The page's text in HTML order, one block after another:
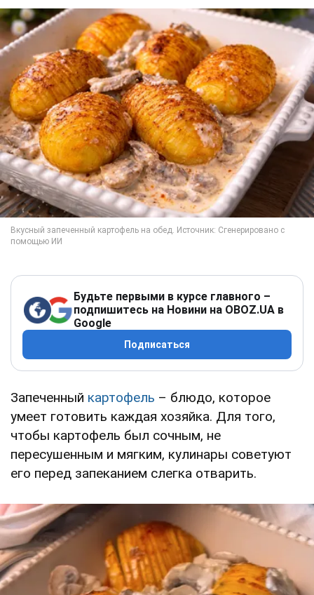
Будьте первыми в курсе главного –
подпишитесь на Новини на OBOZ.UA в
Google
Подписаться
Запеченный картофель – блюдо, которое
умеет готовить каждая хозяйка. Для того,
чтобы картофель был сочным, не
пересушенным и мягким, кулинары советуют
его перед запеканием слегка отварить.